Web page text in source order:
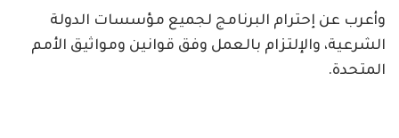
وأعرب عن إحترام البرنامج لجميع مؤسسات الدولة
الشرعية، والإلتزام بالعمل وفق قوانين ومواثيق الأمم
المتحدة.